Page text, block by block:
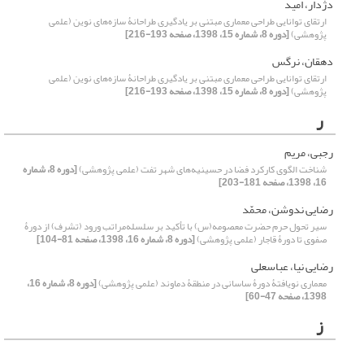
دژدار، امید
ارتقای توانایی طراحی معماری مبتنی بر یادگیری طراحانۀ سازه‌‌های نوین (علمی
پژوهشی)[دوره 8، شماره 15، 1398، صفحه 193-216]
دهقان، نرگس
ارتقای توانایی طراحی معماری مبتنی بر یادگیری طراحانۀ سازه‌‌های نوین (علمی
پژوهشی)[دوره 8، شماره 15، 1398، صفحه 193-216]
ر
رجبی، مریم
شناخت الگوی کارکرد فضا در حسینیه‌های شهر تفت (علمی پژوهشی) [دوره 8، شماره
16، 1398، صفحه 181-203]
رضایی ‌ندوشن، محمّد
سیر تحول حرم حضرت معصومه(س) با تأکید بر سلسله‌مراتب ورود (تشرف) از دورۀ
صفوی تا دورۀ قاجار (علمی پژوهشی)[دوره 8، شماره 16، 1398، صفحه 81-104]
رضایی نیا، عباسعلی
معماری نویافتۀ دورۀ ساسانی در منطقۀ دماوند (علمی پژوهشی) [دوره 8، شماره 16،
1398، صفحه 47-60]
ز